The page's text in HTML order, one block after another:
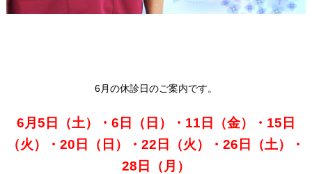
6月の休診日のご案内です。
6月5日（土）・6日（日）・11日（金）・15日
（火）・20日（日）・22日（火）・26日（土）
・
28日（月）